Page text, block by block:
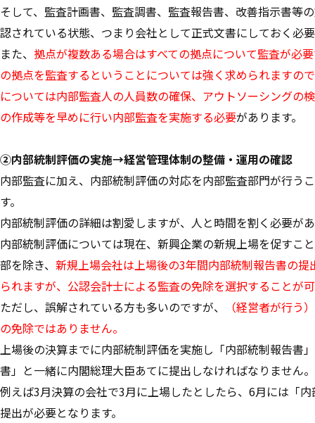
そして、監査計画書、監査調書、監査報告書、改善指示書等
認されている状態、つまり会社として正式文書にしておく必
また、 拠点が複数ある場合はすべての拠点について監査が必
の拠点を監査するということについては強く求められますの
については内部監査人の人員数の確保、アウトソーシングの
の作成等を早めに行い内部監査を実施する必要があります。
②内部統制評価の実施→経営管理体制の整備・運用の確認
内部監査に加え、内部統制評価の対応を内部監査部門が行う
す。
内部統制評価の詳細は割愛しますが、人と時間を割く必要が
内部統制評価については現在、新興企業の新規上場を促すこ
部を除き、 新規上場会社は上場後の3年間内部統制報告書の提
られますが、公認会計士による監査の免除を選択することが
ただし、誤解されている方も多いのですが、
（経営者が行う
の免除ではありません。
上場後の決算までに内部統制評価を実施し「内部統制報告書
書」と一緒に内閣総理大臣あてに提出しなければなりません。
例えば3月決算の会社で3月に上場したとしたら、6月には「
提出が必要となります。